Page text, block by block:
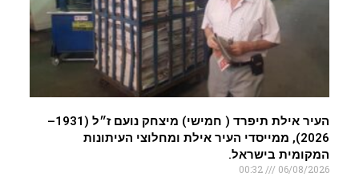
העיר אילת תיפרד ( חמישי) מיצחק נועם ז״ל (1931–
2026), ממייסדי העיר אילת ומחלוצי העיתונות
המקומית בישראל.
06/08/2026
00:32